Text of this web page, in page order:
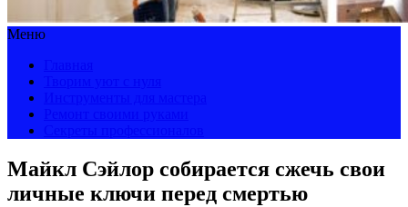
Меню
Майкл Сэйлор собирается сжечь свои
личные ключи перед смертью